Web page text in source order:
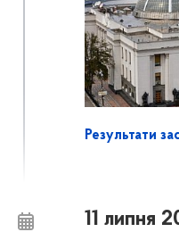
Результати
11 липня